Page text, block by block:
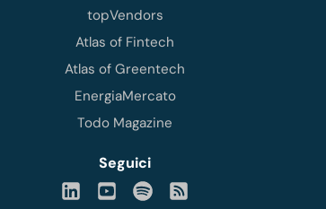
topVendors
Atlas of Fintech
Atlas of Greentech
EnergiaMercato
Todo Magazine
Seguici